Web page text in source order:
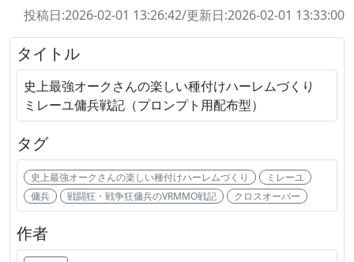
投稿日:2026-02-01 13:26:42/更新日:2026-02-01 13:33:00
タイトル
史上最強オークさんの楽しい種付けハーレムづくり
ミレーユ傭兵戦記（プロンプト用配布型）
タグ
史上最強オークさんの楽しい種付けハーレムづくり
ミレーユ
傭兵
戦闘狂・戦争狂傭兵のVRMMO戦記 クロスオーバー
作者